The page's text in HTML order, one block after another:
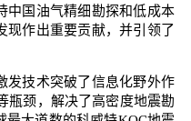
中国油气精细勘探和低成本
现作出重要贡献，并引领了
发技术突破了信息化野外作
瓶颈，解决了高密度地震勘